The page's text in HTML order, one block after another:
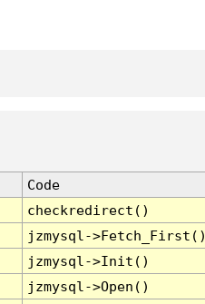
Code
checkredirect()
jzmysql-
jzmysql->Init()
jzmysql->Open()